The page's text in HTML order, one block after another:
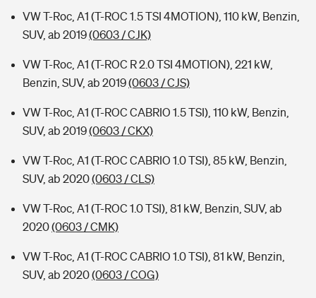
VW T-Roc, A1 (T-ROC 1.5 TSI 4MOTION), 110 kW, Benzin,
SUV, ab 2019(0603 / CJK)
VW T-Roc, A1 (T-ROC R 2.0 TSI 4MOTION), 221 kW,
Benzin, SUV, ab 2019(0603 / CJS)
VW T-Roc, A1 (T-ROC CABRIO 1.5 TSI), 110 kW, Benzin,
SUV, ab 2019(0603 / CKX)
VW T-Roc, A1 (T-ROC CABRIO 1.0 TSI), 85 kW, Benzin,
SUV, ab 2020(0603 / CLS)
VW T-Roc, A1 (T-ROC 1.0 TSI), 81 kW, Benzin, SUV, ab
2020(0603 / CMK)
VW T-Roc, A1 (T-ROC CABRIO 1.0 TSI), 81 kW, Benzin,
SUV, ab 2020(0603 / COG)